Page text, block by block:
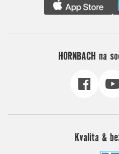
HORNBACH na
Kvalita &